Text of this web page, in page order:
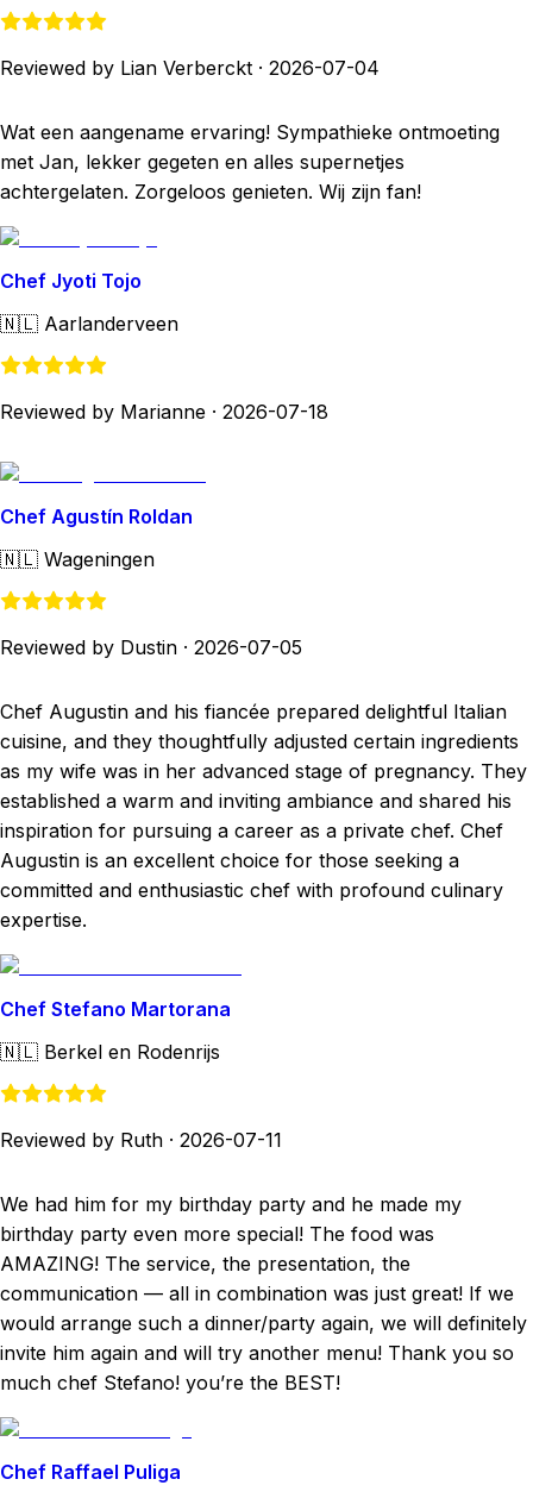
Reviewed by Lian Verberckt · 2026-07-04
Wat een aangename ervaring! Sympathieke ontmoeting
met Jan, lekker gegeten en alles supernetjes
achtergelaten. Zorgeloos genieten. Wij zijn fan!
Chef Jyoti Tojo
🇳🇱 Aarlanderveen
Reviewed by Marianne · 2026-07-18
Chef Agustín Roldan
🇳🇱 Wageningen
Reviewed by Dustin · 2026-07-05
Chef Augustin and his fiancée prepared delightful Italian
cuisine, and they thoughtfully adjusted certain ingredients
as my wife was in her advanced stage of pregnancy. They
established a warm and inviting ambiance and shared his
inspiration for pursuing a career as a private chef. Chef
Augustin is an excellent choice for those seeking a
committed and enthusiastic chef with profound culinary
expertise.
Chef Stefano Martorana
🇳🇱 Berkel en Rodenrijs
Reviewed by Ruth · 2026-07-11
We had him for my birthday party and he made my
birthday party even more special! The food was
AMAZING! The service, the presentation, the
communication — all in combination was just great! If we
would arrange such a dinner/party again, we will definitely
invite him again and will try another menu! Thank you so
much chef Stefano! you’re the BEST!
Chef Raffael Puliga